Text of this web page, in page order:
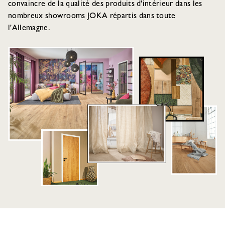
convaincre de la qualité des produits d'intérieur dans les
nombreux showrooms JOKA répartis dans toute
l'Allemagne.